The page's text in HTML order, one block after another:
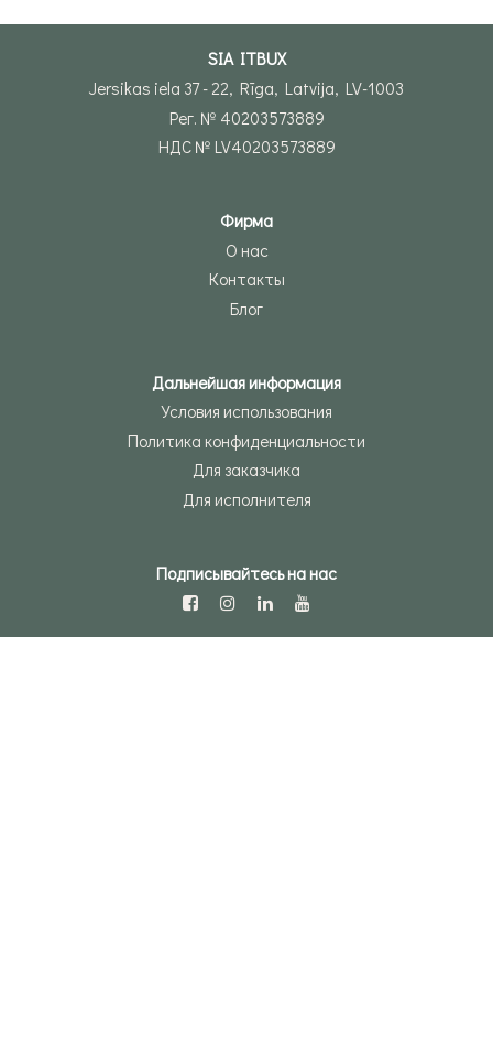
SIA ITBUX
Jersikas iela 37 - 22, Rīga, Latvija, LV-1003
Рег. № 40203573889
НДС № LV40203573889
Фирма
О нас
Контакты
Блог
Дальнейшая информация
Условия использования
Политика конфиденциальности
Для заказчика
Для исполнителя
Подписывайтесь на нас